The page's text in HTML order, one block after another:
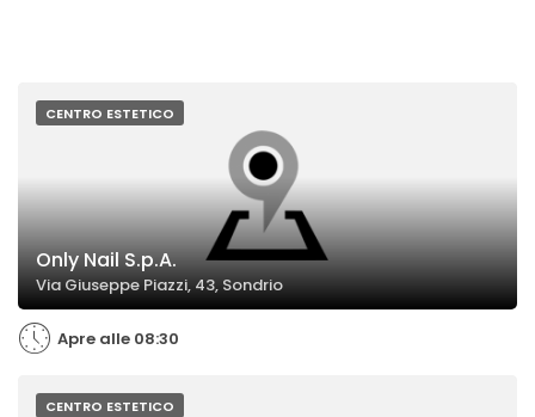
CENTRO ESTETICO
Only Nail S.p.A.
Via Giuseppe Piazzi, 43, Sondrio
Apre alle 08:30
CENTRO ESTETICO